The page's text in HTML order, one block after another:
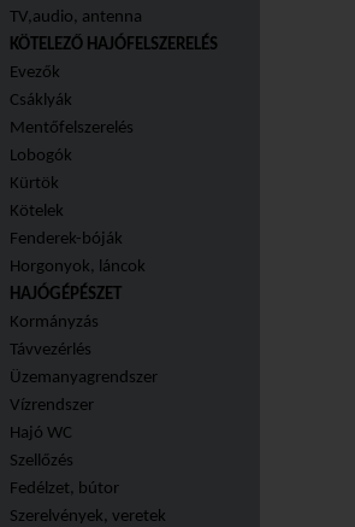
TV,audio, antenna
KÖTELEZŐ HAJÓFELSZERELÉS
Evezők
Csáklyák
Mentőfelszerelés
Lobogók
Kürtök
Kötelek
Fenderek-bóják
Horgonyok, láncok
HAJÓGÉPÉSZET
Kormányzás
Távvezérlés
Üzemanyagrendszer
Vízrendszer
Hajó WC
Szellőzés
Fedélzet, bútor
Szerelvények, veretek